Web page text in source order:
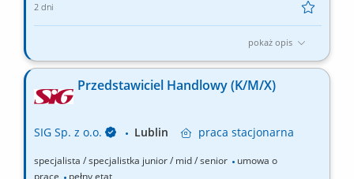
2 dni
pokaż opis
Opis stanowiska: Przyjmowanie i wydawanie towarów zgodnie z
(załadunek i rozładunek towaru) Dbałość o prawidłowe
rozmieszczenie towarów w magazynie; Przewożenie towarów
Przedstawiciel Handlowy (K/M/X)
SIG Sp. z o.o. Lublin praca stacjonarna
specjalista / specjalistka junior / mid / senior
umowa o